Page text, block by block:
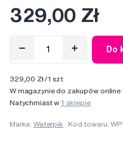
329,00 Zł
Do
329,00 Zł/1 szt
W magazynie do zakupów online
Natychmiast w1 sklepie
Marka:Waterpik Kod towaru: